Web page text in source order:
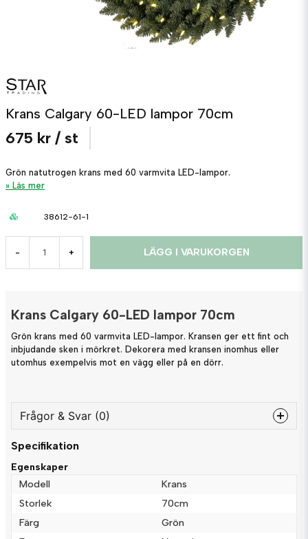
Krans Calgary 60-LED lampor 70cm
675 kr / st
Grön natutrogen krans med 60 varmvita LED-lampor.
Läs mer
38612-61-1
- + LÄGG I VARUKORGEN
Krans Calgary 60-LED lampor 70cm
Grön krans med 60 varmvita LED-lampor. Kransen ger ett fint och
inbjudande sken i mörkret. Dekorera med kransen inomhus eller
utomhus exempelvis mot en vägg eller på en dörr.
Frågor & Svar (0)
question
name
Specifikation
Egenskaper
Modell
Krans
Storlek
70cm
Färg
Grön